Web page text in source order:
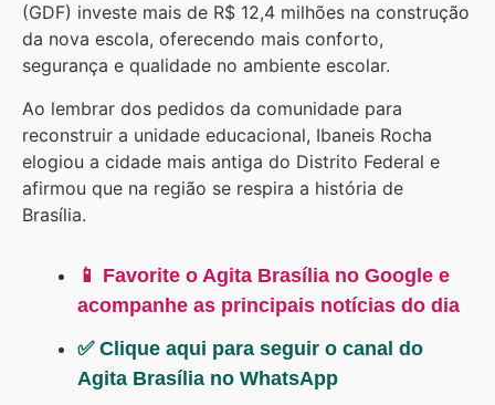
(GDF) investe mais de R$ 12,4 milhões na construção
da nova escola, oferecendo mais conforto,
segurança e qualidade no ambiente escolar.
Ao lembrar dos pedidos da comunidade para
reconstruir a unidade educacional, Ibaneis Rocha
elogiou a cidade mais antiga do Distrito Federal e
afirmou que na região se respira a história de
Brasília.
📱 Favorite o Agita Brasília no Google e
acompanhe as principais notícias do dia
✅ Clique aqui para seguir o canal do
Agita Brasília no WhatsApp